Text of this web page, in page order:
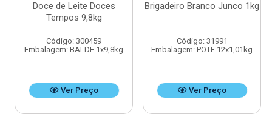
Doce de Leite Doces
Tempos 9,8kg
Código: 300459
Embalagem: BALDE 1x9,8kg
Ver Preço
Brigadeiro Branco Junco 1kg
Código: 31991
Embalagem: POTE 12x1,01kg
Ver Preço